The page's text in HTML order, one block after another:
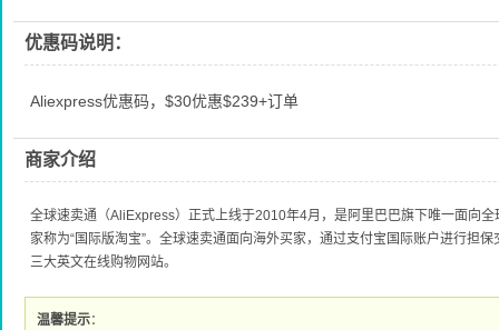
优惠码说明：
Aliexpress优惠码，$30优惠$239+订单
商家介绍
全球速卖通（AliExpress）正式上线于2010年4月，是阿里巴巴旗下唯一面向
家称为“国际版淘宝”。全球速卖通面向海外买家，通过支付宝国际账户进行担
三大英文在线购物网站。
温馨提示：